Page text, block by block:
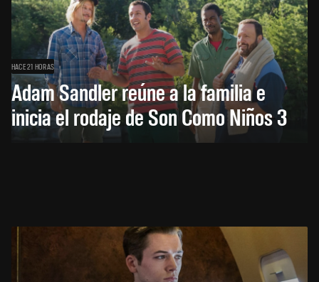
HACE 21 HORAS
Adam Sandler reúne a la familia e
inicia el rodaje de Son Como Niños 3